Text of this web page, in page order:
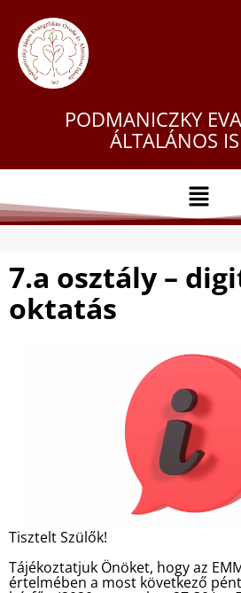
PODMANICZKY
ÁLTALÁNOS
7.a osztály –
oktatás
Tisztelt Szülők!
Tájékoztatjuk Önöket, hogy az
értelmében a most következő